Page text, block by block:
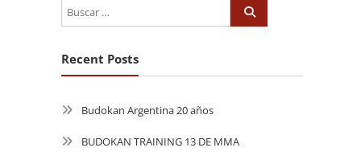
Recent Posts
Budokan Argentina 20 años
BUDOKAN TRAINING 13 DE MMA